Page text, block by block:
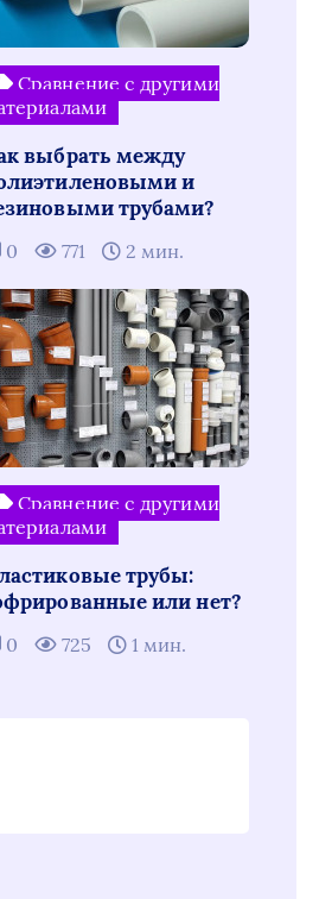
Сравнение с другими
выбрать между
и
трубами?
0 771 2 мин.
Сравнение с другими
трубы:
или нет?
0 725 1 мин.